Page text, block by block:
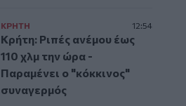
ΚΡΗΤΗ 12:54
Κρήτη: Ριπές ανέμου έως
110 χλμ την ώρα -
Παραμένει ο "κόκκινος"
συναγερμός